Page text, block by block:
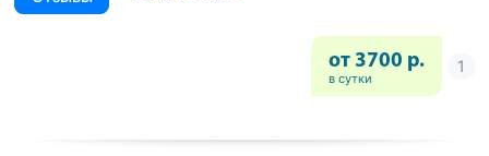
от 3700 р.
в сутки